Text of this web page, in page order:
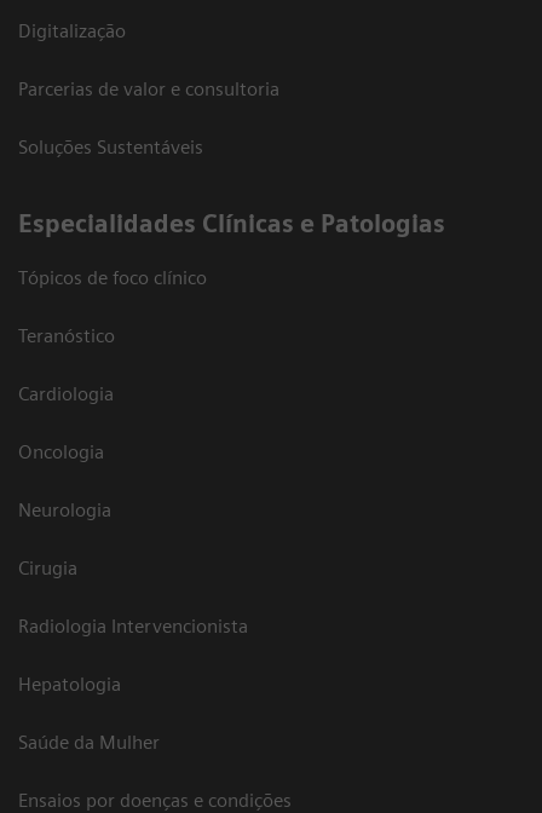
Digitalização
Parcerias de valor e consultoria
Soluções Sustentáveis
​Especialidades Clínicas e Patologias
Tópicos de foco clínico
Teranóstico
Cardiologia
Oncologia
Neurologia
Cirugia
Radiologia Intervencionista
Hepatologia
Saúde da Mulher
Ensaios por doenças e condições